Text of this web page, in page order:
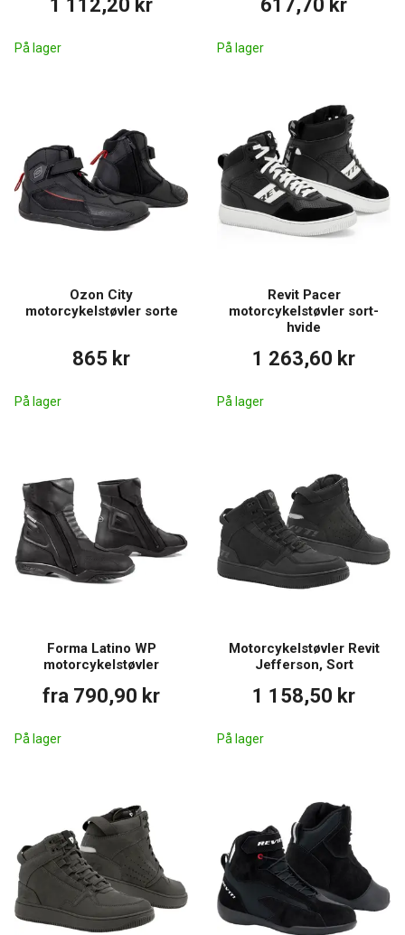
1 112,20 kr
På lager
617,70 kr
På lager
Ozon City
motorcykelstøvler sorte
865 kr
På lager
Revit Pacer
motorcykelstøvler sort-
hvide
1 263,60 kr
På lager
Forma Latino WP
motorcykelstøvler
fra 790,90 kr
På lager
Motorcykelstøvler Revit
Jefferson, Sort
1 158,50 kr
På lager